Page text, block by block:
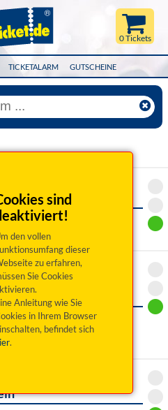
TICKETALARM GUTSCHEINE
0 Tickets
sind
den vollen
dieser
zu erfahren,
Sie Cookies
Anleitung wie Sie
in Ihrem Browser
befindet sich
.
2026 11:00 Uhr
Heldritt, Waldbühne
2026 16:00 Uhr
Hofmeir, Tuba &
Kl
Wurz, Historischer Pfarrhof
Franken ist in